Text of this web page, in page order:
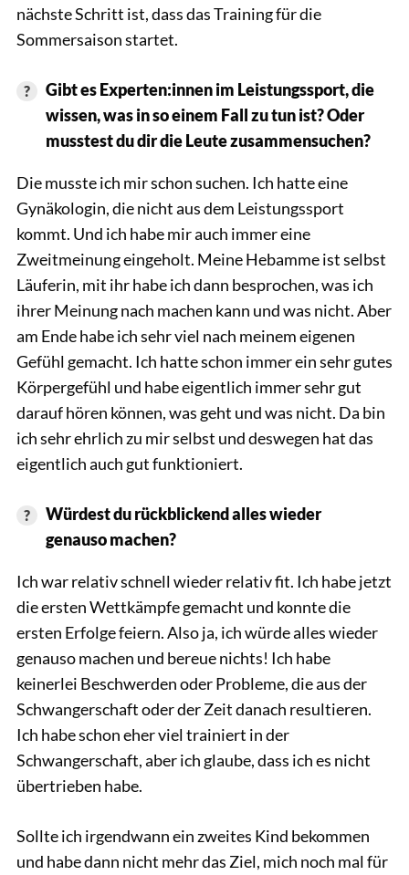
nächste Schritt ist, dass das Training für die
Sommersaison startet.
Gibt es Experten:innen im Leistungssport, die
wissen, was in so einem Fall zu tun ist? Oder
musstest du dir die Leute zusammensuchen?
Die musste ich mir schon suchen. Ich hatte eine
Gynäkologin, die nicht aus dem Leistungssport
kommt. Und ich habe mir auch immer eine
Zweitmeinung eingeholt. Meine Hebamme ist selbst
Läuferin, mit ihr habe ich dann besprochen, was ich
ihrer Meinung nach machen kann und was nicht. Aber
am Ende habe ich sehr viel nach meinem eigenen
Gefühl gemacht. Ich hatte schon immer ein sehr gutes
Körpergefühl und habe eigentlich immer sehr gut
darauf hören können, was geht und was nicht. Da bin
ich sehr ehrlich zu mir selbst und deswegen hat das
eigentlich auch gut funktioniert.
Würdest du rückblickend alles wieder
genauso machen?
Ich war relativ schnell wieder relativ fit. Ich habe jetzt
die ersten Wettkämpfe gemacht und konnte die
ersten Erfolge feiern. Also ja, ich würde alles wieder
genauso machen und bereue nichts! Ich habe
keinerlei Beschwerden oder Probleme, die aus der
Schwangerschaft oder der Zeit danach resultieren.
Ich habe schon eher viel trainiert in der
Schwangerschaft, aber ich glaube, dass ich es nicht
übertrieben habe.
Sollte ich irgendwann ein zweites Kind bekommen
und habe dann nicht mehr das Ziel, mich noch mal für